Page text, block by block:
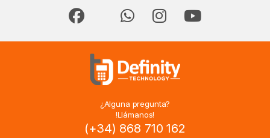
¿Alguna pregunta?
!Llámanos!
(+34) 868 710 162